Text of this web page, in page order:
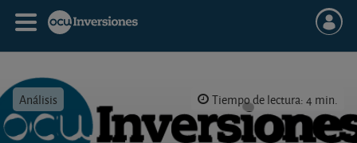
Análisis Tiempo de lectura: 4 min.